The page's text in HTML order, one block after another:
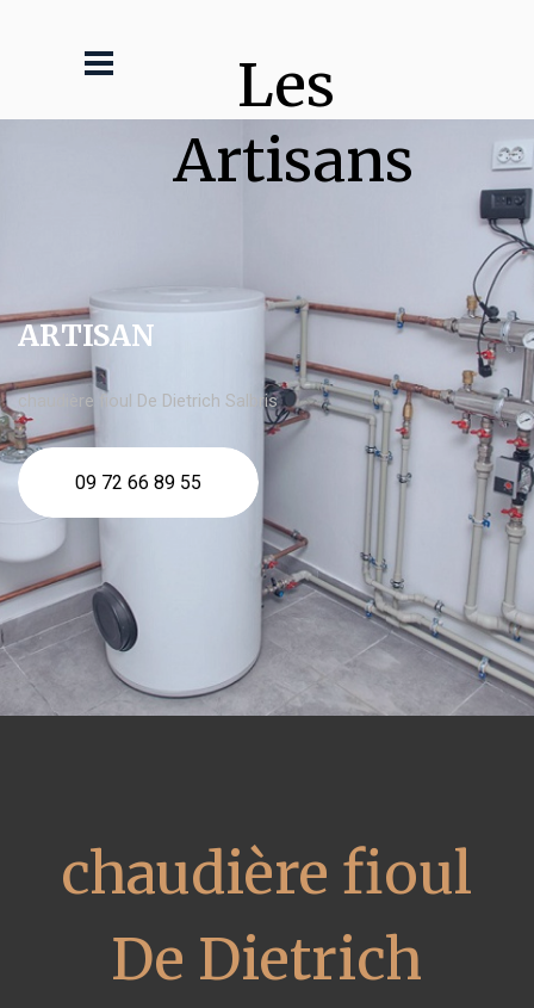
Les
Artisans
ARTISAN
chaudière fioul De Dietrich Salbris
09 72 66 89 55
chaudière fioul
De Dietrich